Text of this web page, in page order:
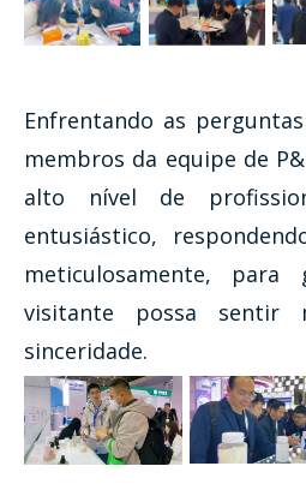
Enfrentando as
membros da equipe de
alto nível de
entusiástico,
meticulosamente,
visitante possa sentir
sinceridade.